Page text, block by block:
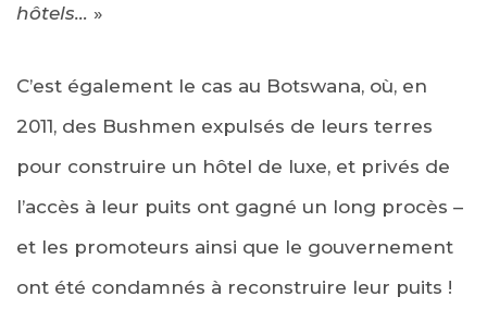
hôtels… »
C’est également le cas au Botswana, où, en
2011, des Bushmen expulsés de leurs terres
pour construire un hôtel de luxe, et privés de
l’accès à leur puits ont gagné un long procès –
et les promoteurs ainsi que le gouvernement
ont été condamnés à reconstruire leur puits !